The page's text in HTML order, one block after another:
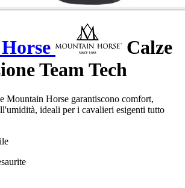
Calze
Team Tech
Mountain Horse garantiscono comfort,
ideali per i cavalieri esigenti tutto